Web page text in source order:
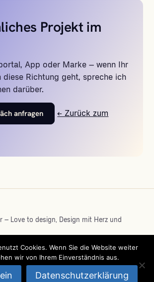
Projekt im
App oder Marke – wenn Ihr
diese Richtung geht, spreche ich
darüber.
anfragen
← Zurück zum
– Love to design, Design mit Herz und
UX-PerspektivenMein NetzwerkReferenzen
Impressum Datenschutz
Cookies. Wenn Sie die Website weiter
wir von Ihrem Einverständnis aus.
Datenschutzerklärung